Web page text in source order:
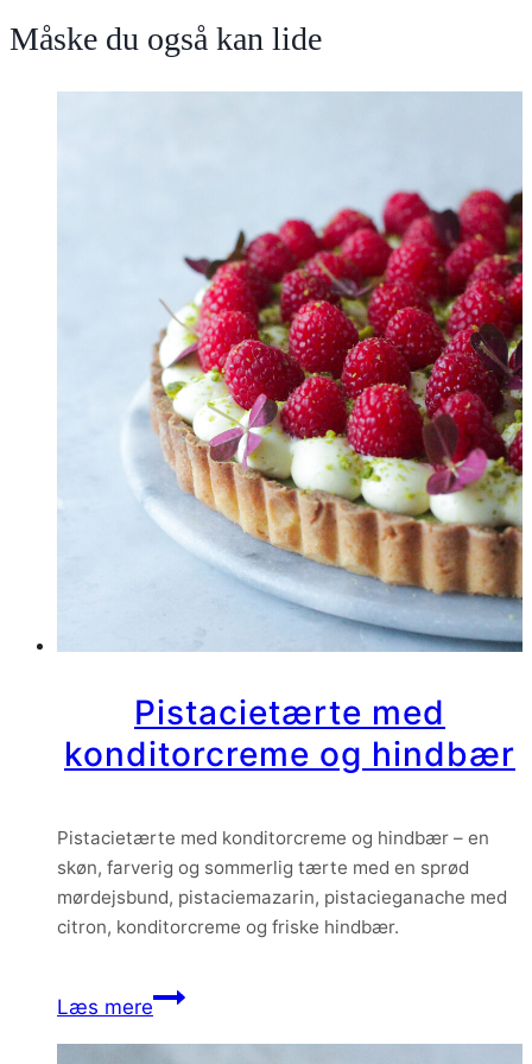
Måske du også kan lide
Pistacietærte med
konditorcreme og hindbær
Pistacietærte med konditorcreme og hindbær – en
skøn, farverig og sommerlig tærte med en sprød
mørdejsbund, pistaciemazarin, pistacieganache med
citron, konditorcreme og friske hindbær.
Læs merePistacietærte